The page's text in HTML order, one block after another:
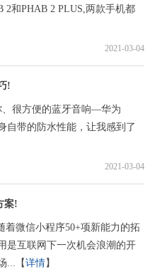
2和PHAB 2 PLUS,两款手机都
2021-03-04
!
、很方便的蓝牙音响—华为
自带的防水性能，让我感到了
2021-03-04
案!
着微信小程序50+项新能力的拓
是互联网下一次机会浪潮的开
...【详情】